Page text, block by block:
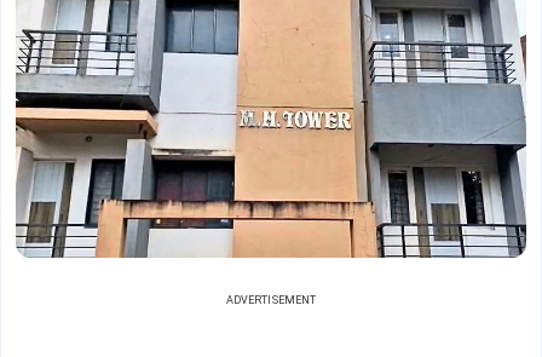
ADVERTISEMENT